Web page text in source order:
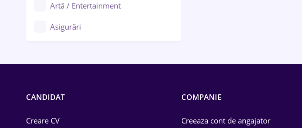
Artă / Entertainment
Asigurări
CANDIDAT
Creare CV
COMPANIE
Creeaza cont de angajator